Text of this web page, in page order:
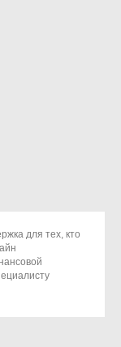
для тех, кто